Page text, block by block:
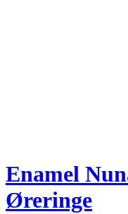
Enamel
Øreringe